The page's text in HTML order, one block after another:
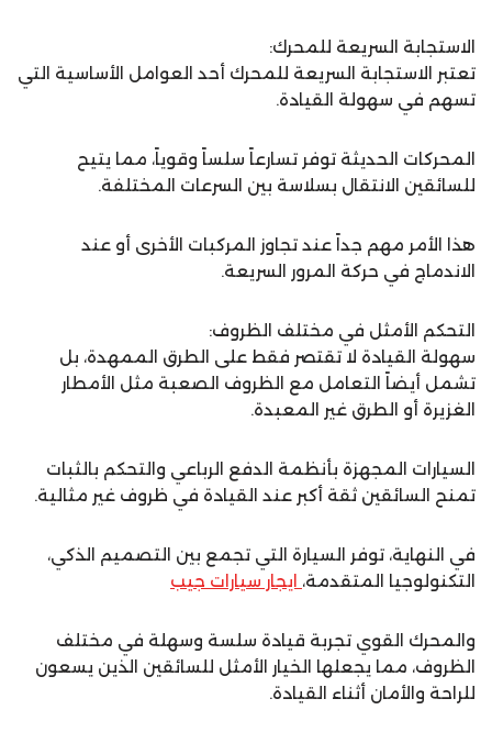
الاستجابة السريعة للمحرك:
تعتبر الاستجابة السريعة للمحرك أحد العوامل الأساسية التي
تسهم في سهولة القيادة.
المحركات الحديثة توفر تسارعاً سلساً وقوياً، مما يتيح
للسائقين الانتقال بسلاسة بين السرعات المختلفة.
هذا الأمر مهم جداً عند تجاوز المركبات الأخرى أو عند
الاندماج في حركة المرور السريعة.
التحكم الأمثل في مختلف الظروف:
سهولة القيادة لا تقتصر فقط على الطرق الممهدة، بل
تشمل أيضاً التعامل مع الظروف الصعبة مثل الأمطار
الغزيرة أو الطرق غير المعبدة.
السيارات المجهزة بأنظمة الدفع الرباعي والتحكم بالثبات
تمنح السائقين ثقة أكبر عند القيادة في ظروف غير مثالية.
في النهاية، توفر السيارة التي تجمع بين التصميم الذكي،
التكنولوجيا المتقدمة، ايجار سيارات جيب
والمحرك القوي تجربة قيادة سلسة وسهلة في مختلف
الظروف، مما يجعلها الخيار الأمثل للسائقين الذين يسعون
للراحة والأمان أثناء القيادة.